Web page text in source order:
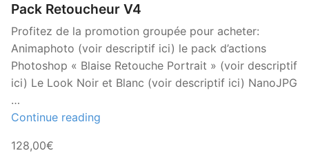
Pack Retoucheur V4
Profitez de la promotion groupée pour acheter:
Animaphoto (voir descriptif ici) le pack d’actions
Photoshop « Blaise Retouche Portrait » (voir descriptif
ici) Le Look Noir et Blanc (voir descriptif ici) NanoJPG
…
Continue reading
128,00€